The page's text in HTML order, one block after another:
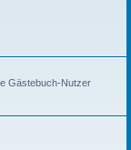
Gästebuch-Nutzer